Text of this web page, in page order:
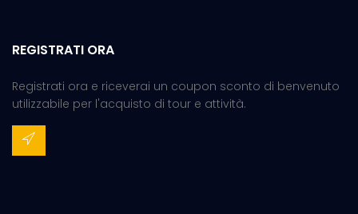
REGISTRATI ORA
Registrati ora e riceverai un coupon sconto di benvenuto
utilizzabile per l'acquisto di tour e attività.